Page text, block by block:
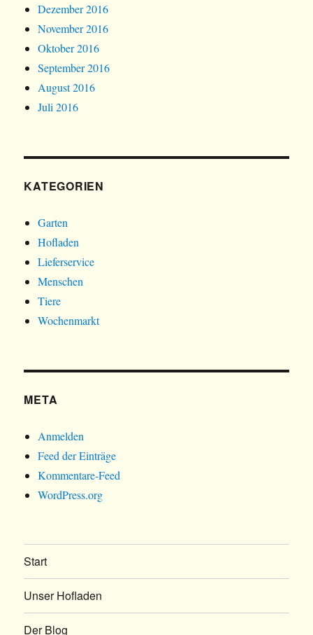
Dezember 2016
November 2016
Oktober 2016
September 2016
August 2016
Juli 2016
KATEGORIEN
Garten
Hofladen
Lieferservice
Menschen
Tiere
Wochenmarkt
META
Anmelden
Feed der Einträge
Kommentare-Feed
WordPress.org
Start
Unser Hofladen
Der Blog